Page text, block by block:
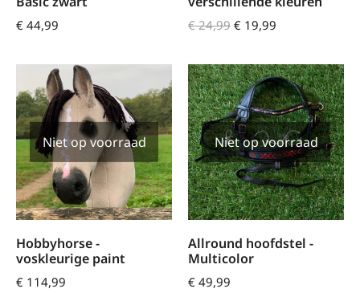
€ 44,99 €24,99 € 19,99
Niet op voorraad
Hobbyhorse -
voskleurige paint
€ 114,99
Niet op voorraad
Allround hoofdstel -
Multicolor
€ 49,99